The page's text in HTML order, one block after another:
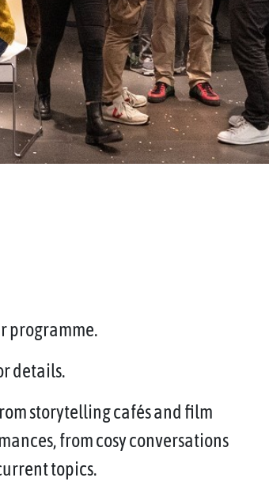
programme.
details.
storytelling cafés and film
from cosy conversations
topics.